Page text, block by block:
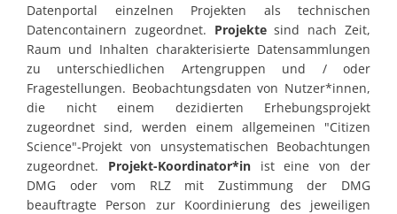
Datenportal einzelnen Projekten als technischen
Datencontainern zugeordnet. Projektesind nach Zeit,
Raum und Inhalten charakterisierte Datensammlungen
zu unterschiedlichen Artengruppen und / oder
Fragestellungen. Beobachtungsdaten von Nutzer*innen,
die nicht einem dezidierten Erhebungsprojekt
zugeordnet sind, werden einem allgemeinen "Citizen
Science"-Projekt von unsystematischen Beobachtungen
zugeordnet. Projekt-Koordinator*inist eine von der
DMG oder vom RLZ mit Zustimmung der DMG
beauftragte Person zur Koordinierung des jeweiligen